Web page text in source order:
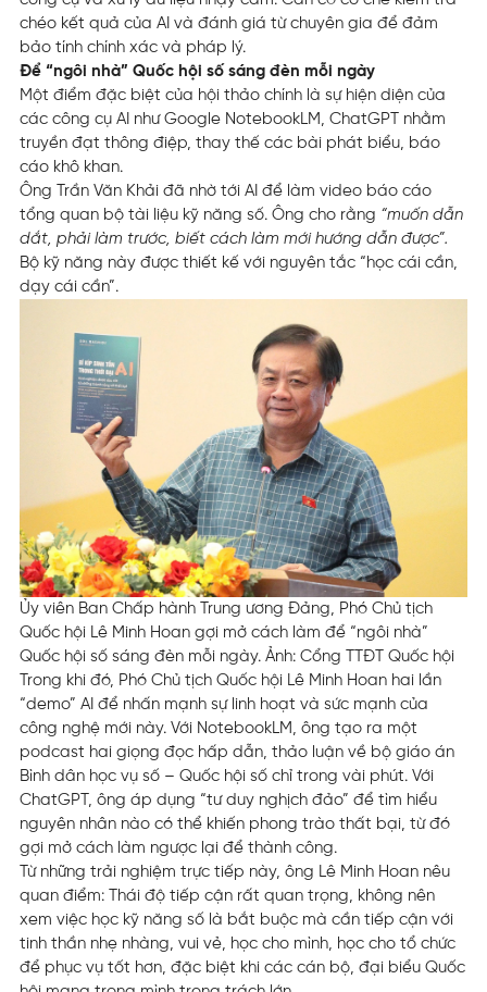
chéo kết quả của AI và đánh giá từ chuyên gia để đảm
bảo tính chính xác và pháp lý.
Để “ngôi nhà” Quốc hội số sáng đèn mỗi ngày
Một điểm đặc biệt của hội thảo chính là sự hiện diện của
các công cụ AI như Google NotebookLM, ChatGPT nhằm
truyền đạt thông điệp, thay thế các bài phát biểu, báo
cáo khô khan.
Ông Trần Văn Khải đã nhờ tới AI để làm video báo cáo
tổng quan bộ tài liệu kỹ năng số. Ông cho rằng “muốn dẫn
dắt, phải làm trước, biết cách làm mới hướng dẫn được”.
Bộ kỹ năng này được thiết kế với nguyên tắc “học cái cần,
dạy cái cần”.
Ủy viên Ban Chấp hành Trung ương Đảng, Phó Chủ tịch
Quốc hội Lê Minh Hoan gợi mở cách làm để “ngôi nhà”
Quốc hội số sáng đèn mỗi ngày. Ảnh: Cổng TTĐT Quốc hội
Trong khi đó, Phó Chủ tịch Quốc hội Lê Minh Hoan hai lần
“demo” AI để nhấn mạnh sự linh hoạt và sức mạnh của
công nghệ mới này. Với NotebookLM, ông tạo ra một
podcast hai giọng đọc hấp dẫn, thảo luận về bộ giáo án
Bình dân học vụ số – Quốc hội số chỉ trong vài phút. Với
ChatGPT, ông áp dụng “tư duy nghịch đảo” để tìm hiểu
nguyên nhân nào có thể khiến phong trào thất bại, từ đó
gợi mở cách làm ngược lại để thành công.
Từ những trải nghiệm trực tiếp này, ông Lê Minh Hoan nêu
quan điểm: Thái độ tiếp cận rất quan trọng, không nên
xem việc học kỹ năng số là bắt buộc mà cần tiếp cận với
tinh thần nhẹ nhàng, vui vẻ, học cho mình, học cho tổ chức
để phục vụ tốt hơn, đặc biệt khi các cán bộ, đại biểu Quốc